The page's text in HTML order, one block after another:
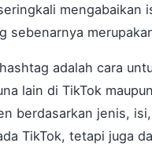
mengabaikan
sebenarnya
adalah cara
lain di TikTok
berdasarkan jenis,
TikTok, tetapi juga